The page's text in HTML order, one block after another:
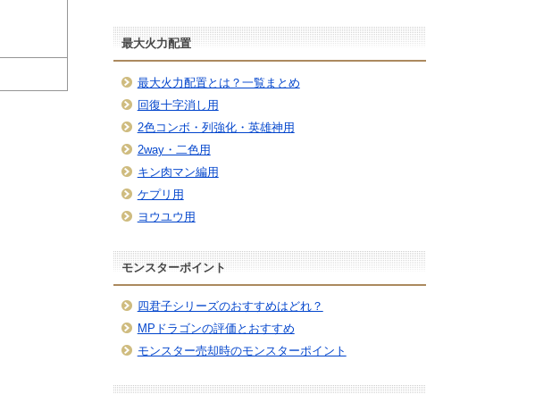
最大火力配置
最大火力配置とは？一覧まとめ
回復十字消し用
2色コンボ・列強化・英雄神用
2way・二色用
キン肉マン編用
ケプリ用
ヨウユウ用
モンスターポイント
四君子シリーズのおすすめはどれ？
MPドラゴンの評価とおすすめ
モンスター売却時のモンスターポイント